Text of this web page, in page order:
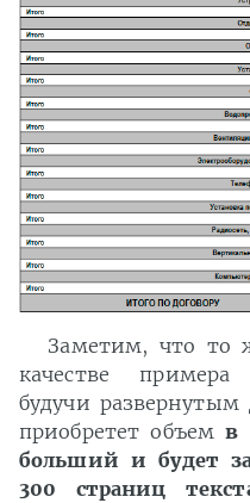
Заметим, что то
качестве
будучи
приобретет объемв
больший и будет
300 страниц